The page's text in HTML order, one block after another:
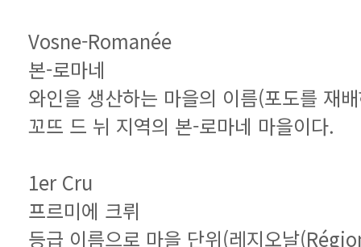
Vosne-Romanée
본-로마네
와인을 생산하는 마을의 이름(포도를 재
꼬뜨 드 뉘 지역의 본-로마네 마을이다.
1er Cru
프르미에 크뤼